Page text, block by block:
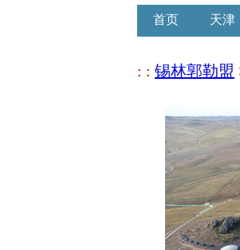
首页 天津
: : 锡林郭勒盟